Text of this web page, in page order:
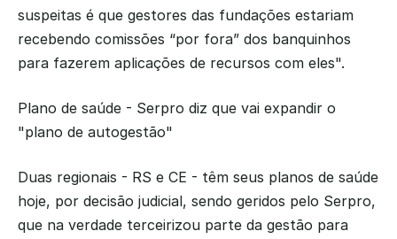
suspeitas é que gestores das fundações estariam
recebendo comissões “por fora” dos banquinhos
para fazerem aplicações de recursos com eles".
Plano de saúde - Serpro diz que vai expandir o
"plano de autogestão"
Duas regionais - RS e CE - têm seus planos de saúde
hoje, por decisão judicial, sendo geridos pelo Serpro,
que na verdade terceirizou parte da gestão para